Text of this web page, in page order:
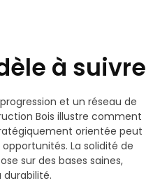
à suivre
et un réseau de
Bois illustre comment
orientée peut
La solidité de
sur des bases saines,